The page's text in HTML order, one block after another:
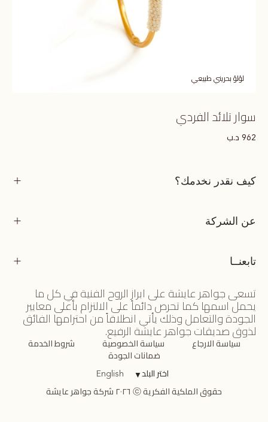
لؤلؤ بحريني طبيعي
سوار تلائد الفردي
962 د.ب
كيف نقدر نخدمك؟
عن الشركة
تابعنــا
تسعى جواهر عايشة على ابراز الروح الفنية في كل ما
يحمل اسمها كما تحرص دائماً على الالتزام بأعلى معايير
الجودة والتعامل وذلك يأتي انطلاقاً من احترامها الفائق
لذوق صديقات جواهر عايشة الرفيع.
سياسة الارجاع سياسة الخصوصية شروط الخدمة
ضمانات الجودة
اختر البلد▼
English
حقوق الملكية الفكرية ⓒ ٢٠٢٦ شركة جواهر عايشة